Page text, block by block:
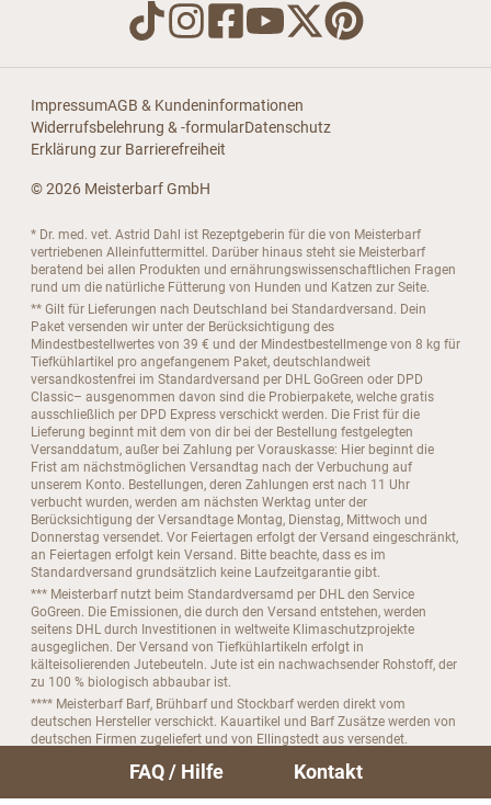
ImpressumAGB & Kundeninformationen
Widerrufsbelehrung & -formularDatenschutz
Erklärung zur Barrierefreiheit
© 2026 Meisterbarf GmbH
* Dr. med. vet. Astrid Dahl ist Rezeptgeberin für die von Meisterbarf
vertriebenen Alleinfuttermittel. Darüber hinaus steht sie Meisterbarf
beratend bei allen Produkten und ernährungswissenschaftlichen Fragen
rund um die natürliche Fütterung von Hunden und Katzen zur Seite.
** Gilt für Lieferungen nach Deutschland bei Standardversand. Dein
Paket versenden wir unter der Berücksichtigung des
Mindestbestellwertes von 39 € und der Mindestbestellmenge von 8 kg für
Tiefkühlartikel pro angefangenem Paket, deutschlandweit
versandkostenfrei im Standardversand per DHL GoGreen oder DPD
Classic– ausgenommen davon sind die Probierpakete, welche gratis
ausschließlich per DPD Express verschickt werden. Die Frist für die
Lieferung beginnt mit dem von dir bei der Bestellung festgelegten
Versanddatum, außer bei Zahlung per Vorauskasse: Hier beginnt die
Frist am nächstmöglichen Versandtag nach der Verbuchung auf
unserem Konto. Bestellungen, deren Zahlungen erst nach 11 Uhr
verbucht wurden, werden am nächsten Werktag unter der
Berücksichtigung der Versandtage Montag, Dienstag, Mittwoch und
Donnerstag versendet. Vor Feiertagen erfolgt der Versand eingeschränkt,
an Feiertagen erfolgt kein Versand. Bitte beachte, dass es im
Standardversand grundsätzlich keine Laufzeitgarantie gibt.
*** Meisterbarf nutzt beim Standardversamd per DHL den Service
GoGreen. Die Emissionen, die durch den Versand entstehen, werden
seitens DHL durch Investitionen in weltweite Klimaschutzprojekte
ausgeglichen. Der Versand von Tiefkühlartikeln erfolgt in
kälteisolierenden Jutebeuteln. Jute ist ein nachwachsender Rohstoff, der
zu 100 % biologisch abbaubar ist.
**** Meisterbarf Barf, Brühbarf und Stockbarf werden direkt vom
deutschen Hersteller verschickt. Kauartikel und Barf Zusätze werden von
deutschen Firmen zugeliefert und von Ellingstedt aus versendet.
***** Bitte beachte, das du dein Abo nur bis zu 4 Tage vor der nächsten
Folgebestellung kündigen kannst.
FAQ / Hilfe Kontakt